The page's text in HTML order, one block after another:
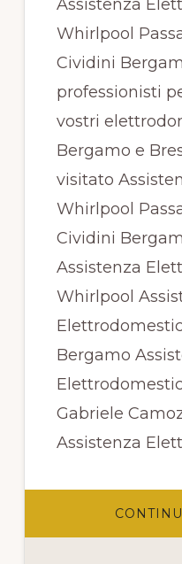
Assistenza
Whirlpool
Cividini
professionisti
vostri
Bergamo e
visitato
Whirlpool
Cividini
Assistenza
Whirlpool
Bergamo
Gabriele
Assistenza